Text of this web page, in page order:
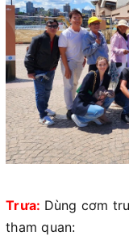
Trưa: Dùng cơm
tham quan: